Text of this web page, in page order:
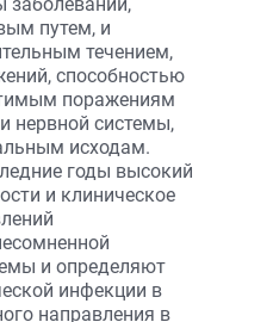
путем, и
течением,
способностью
поражениям
нервной системы,
исходам.
годы высокий
и клиническое
и определяют
инфекции в
направления в